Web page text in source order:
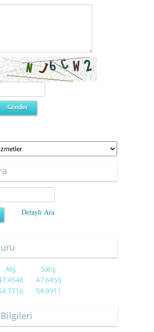
Detaylı Ara
Alış
Satış
47.6450
54.9911